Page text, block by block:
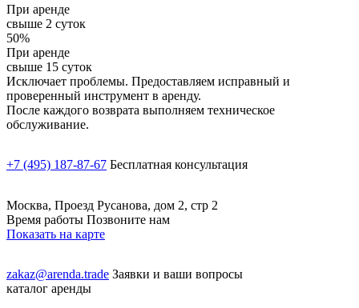
При аренде
свыше 2 суток
50%
При аренде
свыше 15 суток
Исключает проблемы. Предоставляем исправный и
проверенный инструмент в аренду.
После каждого возврата выполняем техническое
обслуживание.
+7 (495) 187-87-67 Бесплатная консультация
Москва, Проезд Русанова, дом 2, стр 2
Время работы Позвоните нам
Показать на карте
zakaz@arenda.trade Заявки и ваши вопросы
каталог аренды